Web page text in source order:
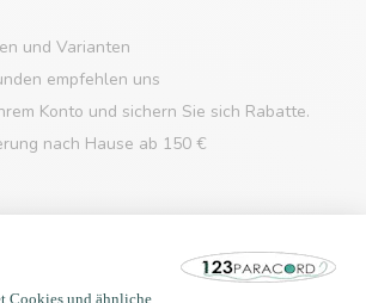
und Varianten
empfehlen uns
Konto und sichern Sie sich Rabatte.
nach Hause ab 150 €